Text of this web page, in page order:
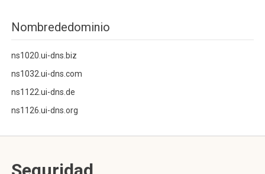
Nombrededominio
ns1020.ui-dns.biz
ns1032.ui-dns.com
ns1122.ui-dns.de
ns1126.ui-dns.org